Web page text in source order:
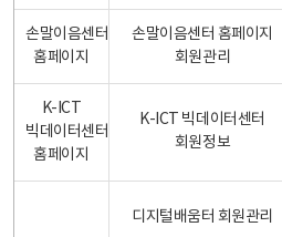
손말이음센터
홈페이지
손말이음센터 홈페이지
회원관리
K-ICT
빅데이터센터
홈페이지
K-ICT 빅데이터센터
회원정보
디지털배움터 회원관리